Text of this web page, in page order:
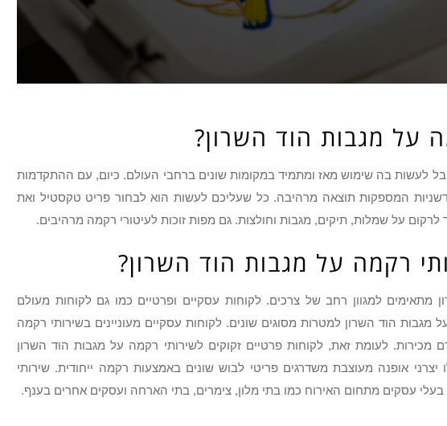
על מגבות הוד השרון?
לעשות בה שימוש מאז ומתמיד במקומות שונים ברחבי העולם. כיום, עם ההתקדמות
חדשניות המספקות תוצאה מרהיבה. כל שעליכם לעשות הוא לבחור פריט טקסטיל ואת
לרקום על שמלות, תיקים, מגבות וחולצות. גם מפות זוכות לעיטורי רקמה מרהיבים.
רקמה על מגבות הוד השרון?
מתאימים למגוון רחב של צרכים. לקוחות עסקיים ופרטיים כמו גם לקוחות מעולם
מגבות הוד השרון למטרות מסוגים שונים. לקוחות עסקיים מעוניינים בשירותי רקמה
לעומת זאת, לקוחות פרטיים זקוקים לשירותי רקמה על מגבות הוד השרון
יצרני אופנה מעוצבת משדרגים פריטי לבוש שונים באמצעות רקמה ייחודית. שירותי
בעלי עסקים מתחום האירוח כמו בתי מלון, צימרים, בתי הארחה ועסקים אחרים בענף.